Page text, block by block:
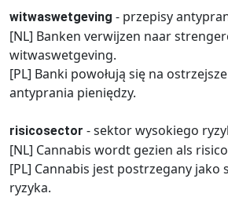
witwaswetgeving - przepisy
[NL] Banken verwijzen naar
witwaswetgeving.
[PL] Banki powołują się na
antyprania pieniędzy.
risicosector - sektor wysokiego
[NL] Cannabis wordt gezien als
[PL] Cannabis jest postrzegany jako
ryzyka.